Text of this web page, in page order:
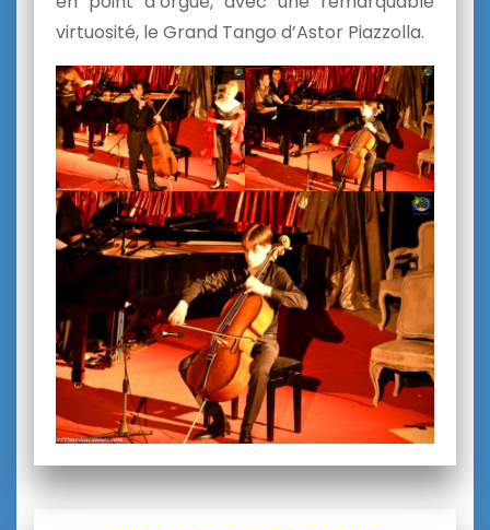
virtuosité, le Grand Tango d’Astor Piazzolla.